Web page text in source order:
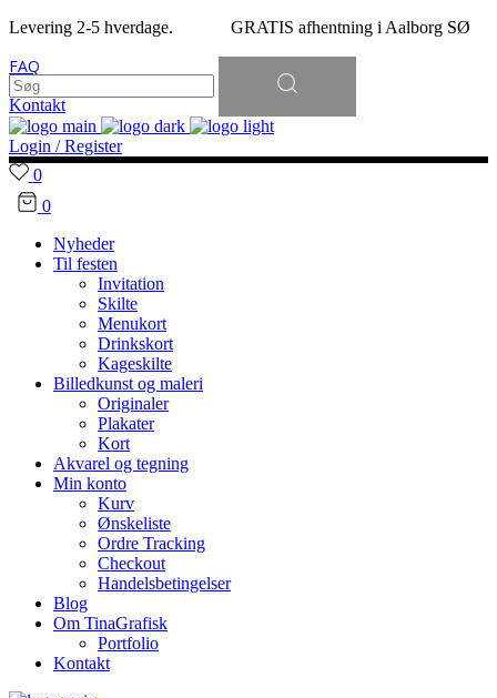
Levering 2-5 hverdage. GRATIS afhentning i Aalborg SØ
FAQ
Kontakt
Søg
efter:
Login / Register
0
0
Nyheder
Til festen
Invitation
Skilte
Menukort
Drinkskort
Kageskilte
Billedkunst og maleri
Originaler
Plakater
Kort
Akvarel og tegning
Min konto
Kurv
Ønskeliste
Ordre Tracking
Checkout
Handelsbetingelser
Blog
Om TinaGrafisk
Portfolio
Kontakt